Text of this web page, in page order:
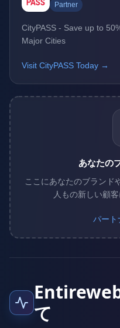
Partner
CityPASS - Save up to
Major Cities
Visit CityPASS Today →
あなたの
ここにあなたのブランド
人もの新しい顧
パー
て